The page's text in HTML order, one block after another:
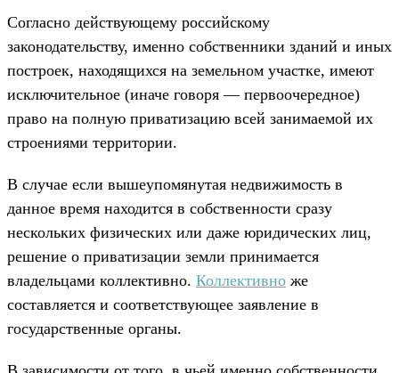
Согласно действующему российскому
законодательству, именно собственники зданий и иных
построек, находящихся на земельном участке, имеют
исключительное (иначе говоря — первоочередное)
право на полную приватизацию всей занимаемой их
строениями территории.
В случае если вышеупомянутая недвижимость в
данное время находится в собственности сразу
нескольких физических или даже юридических лиц,
решение о приватизации земли принимается
владельцами коллективно. Коллективно же
составляется и соответствующее заявление в
государственные органы.